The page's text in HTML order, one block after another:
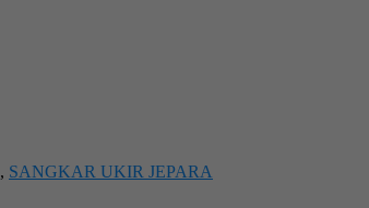
, SANGKAR UKIR JEPARA